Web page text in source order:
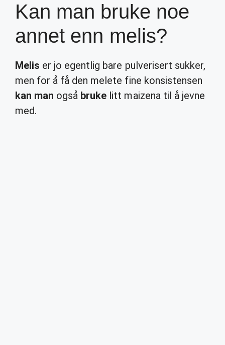
Kan man bruke noe
annet enn melis?
Melis er jo egentlig bare pulverisert sukker,
men for å få den melete fine konsistensen
kan man også bruke litt maizena til å jevne
med.